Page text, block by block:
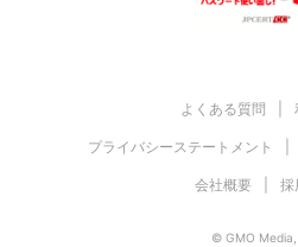
よくある質問
プライバシーステートメント
会社概要 採
© GMO Media,